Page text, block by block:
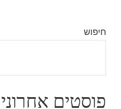
חיפוש
פוסטים